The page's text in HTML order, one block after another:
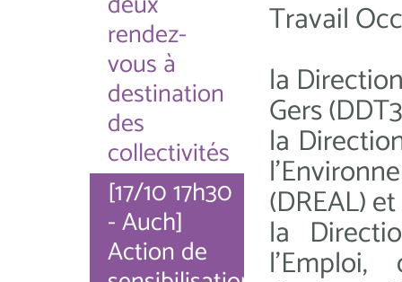
rendez-
vous à
destination
des
collectivités
[17/10 17h30
- Auch]
Action de
Travail
la
Gers
la
(DREAL) et
la